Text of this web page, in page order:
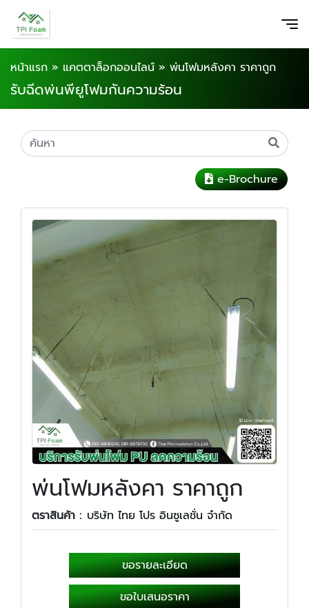
หน้าแรก » แคตตาล็อกออนไลน์ » พ่นโฟมหลังคา ราคาถูก
รับฉีดพ่นพียูโฟมกันความร้อน
e-Brochure
พ่นโฟมหลังคา ราคาถูก
ตราสินค้า : บริษัท ไทย โปร อินซูเลชั่น จำกัด
ขอรายละเอียด
ขอใบเสนอราคา